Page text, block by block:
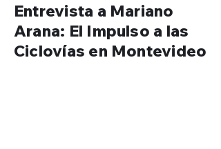
Entrevista a Mariano
Arana: El Impulso a las
Ciclovías en Montevideo